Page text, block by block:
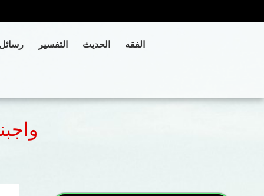
التفسير الحديث الفقه